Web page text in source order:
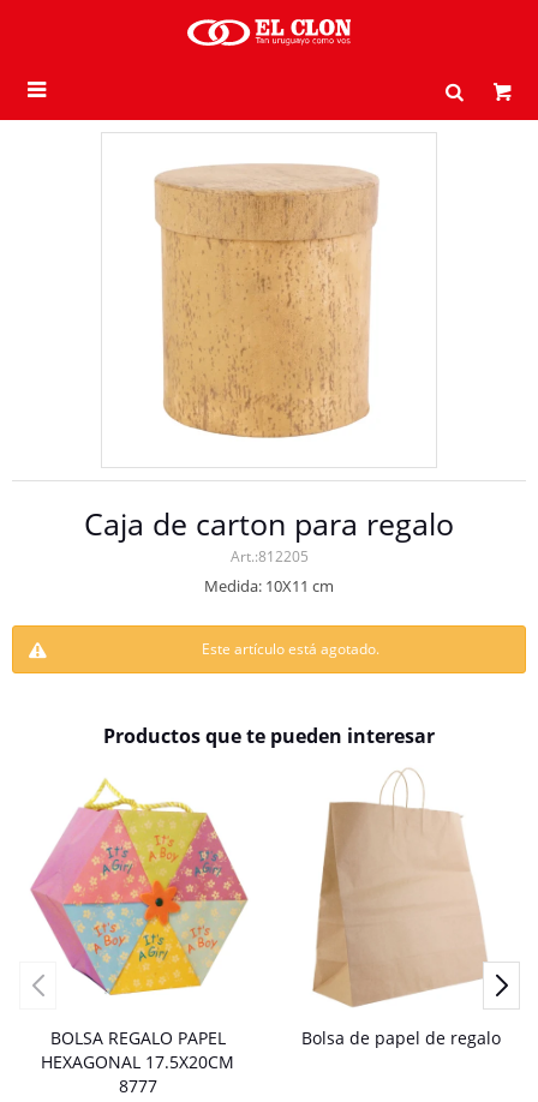

Caja de carton para regalo
812205
Medida: 10X11 cm
Este artículo está agotado.
Productos que te pueden interesar
BOLSA REGALO PAPEL
HEXAGONAL 17.5X20CM
8777
Bolsa de papel de regalo